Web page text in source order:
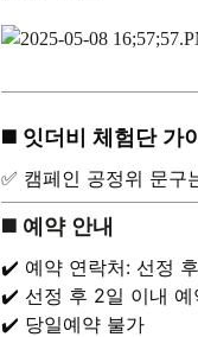
◼️ 잇더비 체험단 가
✅ 캠페인 공정위 문구
◼️ 예약 안내
✔️ 예약 연락처: 선정
✔️ 선정 후 2일 이내 예
✔️ 당일예약 불가